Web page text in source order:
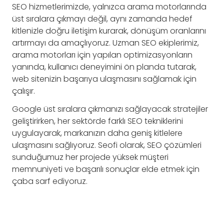
SEO hizmetlerimizde, yalnızca arama motorlarında
üst sıralara çıkmayı değil, aynı zamanda hedef
kitlenizle doğru iletişim kurarak, dönüşüm oranlarını
artırmayı da amaçlıyoruz. Uzman SEO ekiplerimiz,
arama motorları için yapılan optimizasyonların
yanında, kullanıcı deneyimini ön planda tutarak,
web sitenizin başarıya ulaşmasını sağlamak için
çalışır.
Google üst sıralara çıkmanızı sağlayacak stratejiler
geliştirirken, her sektörde farklı SEO tekniklerini
uygulayarak, markanızın daha geniş kitlelere
ulaşmasını sağlıyoruz. Seofi olarak, SEO çözümleri
sunduğumuz her projede yüksek müşteri
memnuniyeti ve başarılı sonuçlar elde etmek için
çaba sarf ediyoruz.